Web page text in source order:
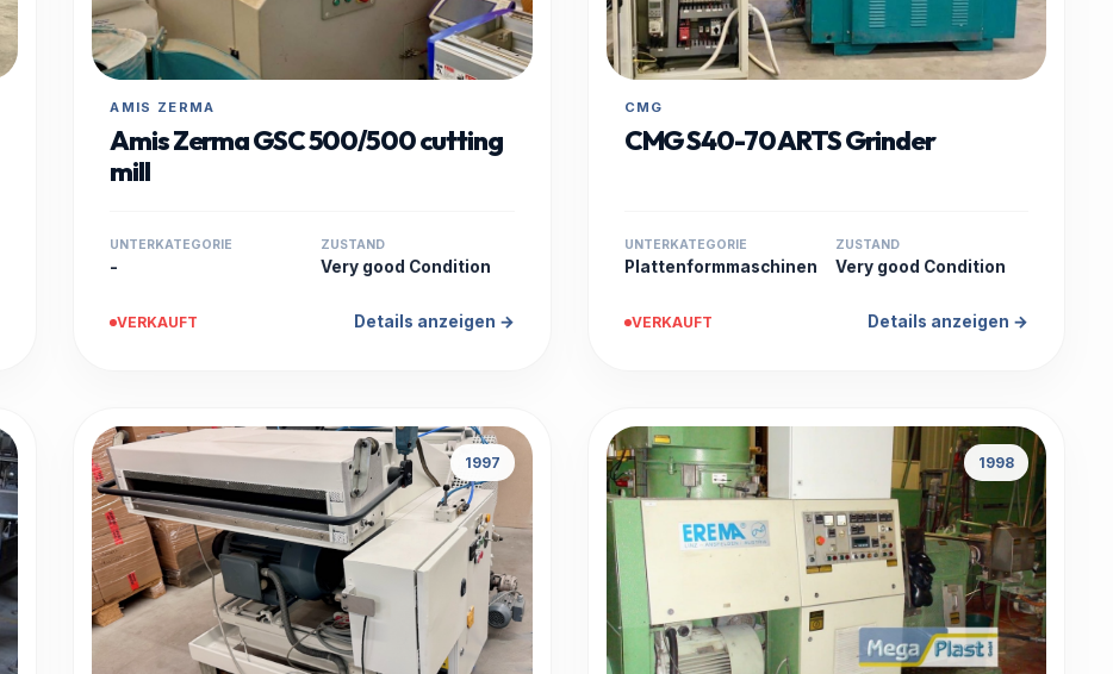
AMIS ZERMA
Amis Zerma GSC 500/500 cutting
mill
UNTERKATEGORIE
-
ZUSTAND
Very good Condition
VERKAUFT Details anzeigen →
CMG
CMG S40-70 ARTS Grinder
UNTERKATEGORIE
Plattenformmaschinen
ZUSTAND
Very good Condition
VERKAUFT Details anzeigen →
1997 1998